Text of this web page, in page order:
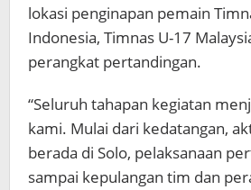
lokasi penginapan pemain
Indonesia, Timnas U-17
perangkat pertandingan.
“Seluruh tahapan kegiatan
kami. Mulai dari kedatangan,
berada di Solo, pelaksanaan
sampai kepulangan tim dan